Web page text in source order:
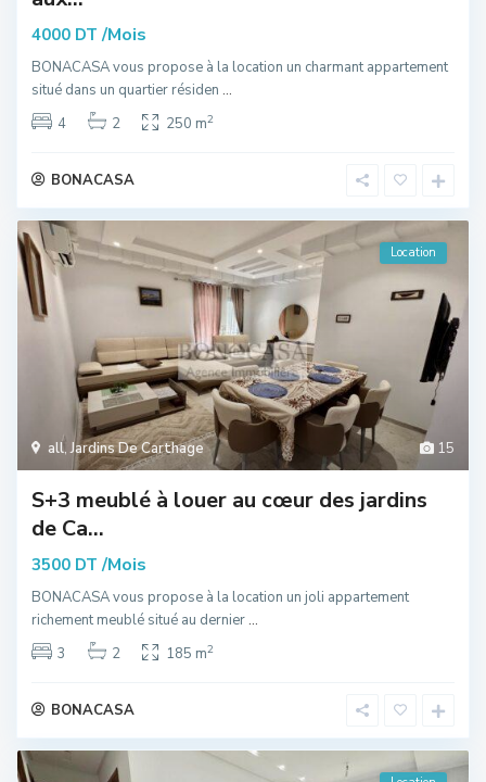
4000 DT /Mois
BONACASA vous propose à la location un charmant appartement
situé dans un quartier résiden ...
4
2 250 m2
BONACASA
15
all,Jardins De Carthage
Location
S+3 meublé à louer au cœur des jardins
de Ca...
3500 DT /Mois
BONACASA vous propose à la location un joli appartement
richement meublé situé au dernier...
3
2 185 m2
BONACASA